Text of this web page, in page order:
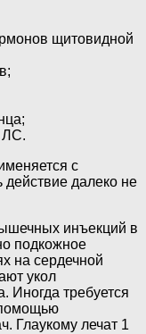
щитовидной
ЛС.
с
далеко не
инъекций в
подкожное
на сердечной
укол
Иногда требуется
Глаукому лечат 1